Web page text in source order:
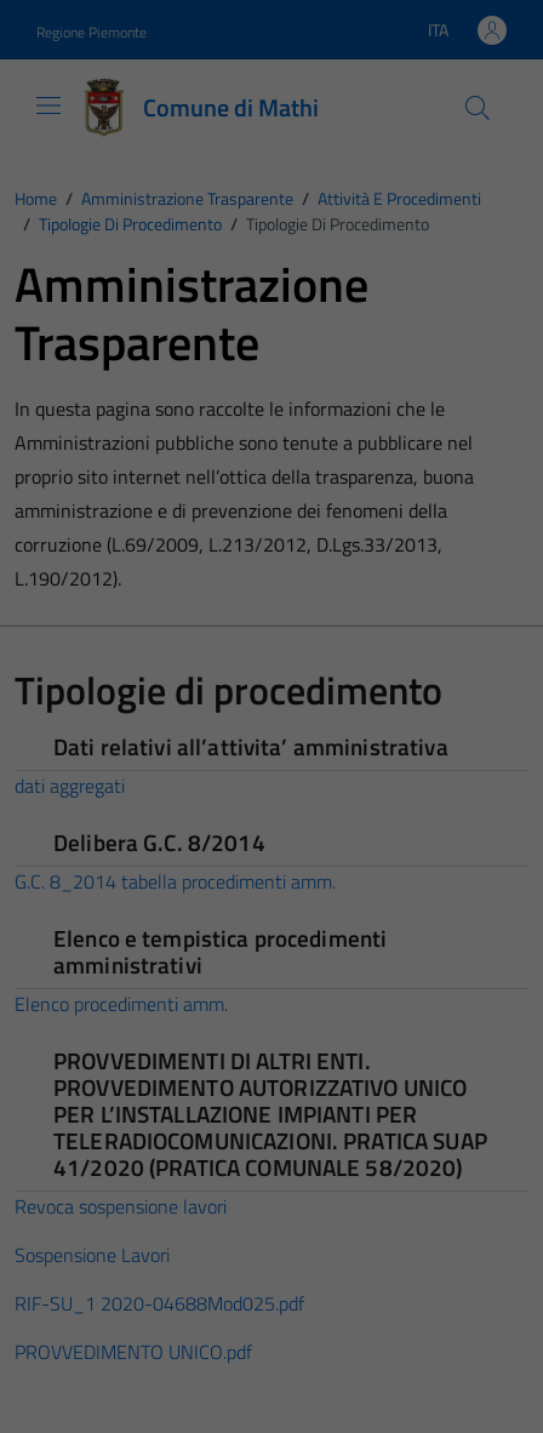
Regione Piemonte Lingua attiva:
ITA
Comune di Mathi
Home / Amministrazione Trasparente / Attività E Procedimenti
/ Tipologie Di Procedimento / Tipologie Di Procedimento
Amministrazione
Trasparente
In questa pagina sono raccolte le informazioni che le
Amministrazioni pubbliche sono tenute a pubblicare nel
proprio sito internet nell’ottica della trasparenza, buona
amministrazione e di prevenzione dei fenomeni della
corruzione (L.69/2009, L.213/2012, D.Lgs.33/2013,
L.190/2012).
Tipologie di procedimento
Dati relativi all’attivita’ amministrativa
dati aggregati
Delibera G.C. 8/2014
G.C. 8_2014 tabella procedimenti amm.
Elenco e tempistica procedimenti
amministrativi
Elenco procedimenti amm.
PROVVEDIMENTI DI ALTRI ENTI.
PROVVEDIMENTO AUTORIZZATIVO UNICO
PER L’INSTALLAZIONE IMPIANTI PER
TELERADIOCOMUNICAZIONI. PRATICA SUAP
41/2020 (PRATICA COMUNALE 58/2020)
Revoca sospensione lavori
Sospensione Lavori
RIF-SU_1 2020-04688Mod025.pdf
PROVVEDIMENTO UNICO.pdf